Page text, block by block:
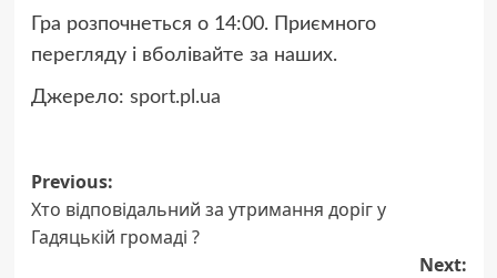
Гра розпочнеться о 14:00. Приємного
перегляду і вболівайте за наших.
Джерело: sport.pl.ua
Post
navigation
Previous:
Хто відповідальний за утримання доріг у
Гадяцькій громаді ?
Next: